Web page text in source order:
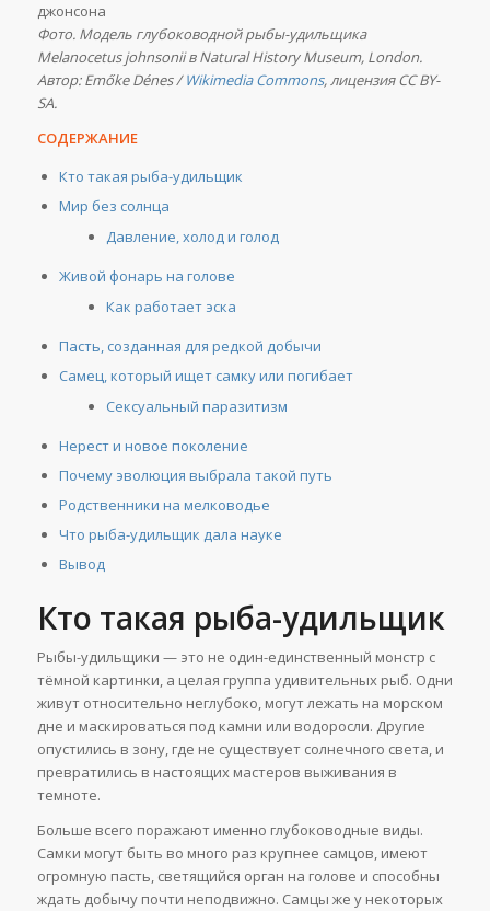
Фото. Модель глубоководной рыбы-удильщика
Melanocetus johnsonii в Natural History Museum, London.
Автор: Emőke Dénes /Wikimedia Commons, лицензия CC BY-
SA.
СОДЕРЖАНИЕ
Кто такая рыба-удильщик
Мир без солнца
Давление, холод и голод
Живой фонарь на голове
Как работает эска
Пасть, созданная для редкой добычи
Самец, который ищет самку или погибает
Сексуальный паразитизм
Нерест и новое поколение
Почему эволюция выбрала такой путь
Родственники на мелководье
Что рыба-удильщик дала науке
Вывод
Кто такая рыба-удильщик
Рыбы-удильщики — это не один-единственный монстр с
тёмной картинки, а целая группа удивительных рыб. Одни
живут относительно неглубоко, могут лежать на морском
дне и маскироваться под камни или водоросли. Другие
опустились в зону, где не существует солнечного света, и
превратились в настоящих мастеров выживания в
темноте.
Больше всего поражают именно глубоководные виды.
Самки могут быть во много раз крупнее самцов, имеют
огромную пасть, светящийся орган на голове и способны
ждать добычу почти неподвижно. Самцы же у некоторых